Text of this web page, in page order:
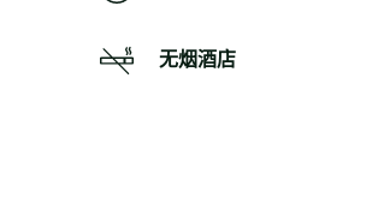
无烟酒店